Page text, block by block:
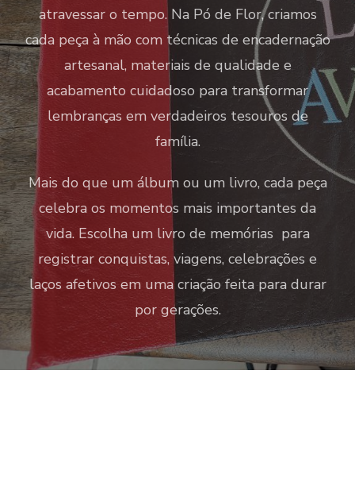
atravessar o tempo. Na Pó de Flor, criamos
cada peça à mão com técnicas de encadernação
artesanal, materiais de qualidade e
acabamento cuidadoso para transformar
lembranças em verdadeiros tesouros de
família.
Mais do que um álbum ou um livro, cada peça
celebra os momentos mais importantes da
vida. Escolha um livro de memórias para
registrar conquistas, viagens, celebrações e
laços afetivos em uma criação feita para durar
por gerações.